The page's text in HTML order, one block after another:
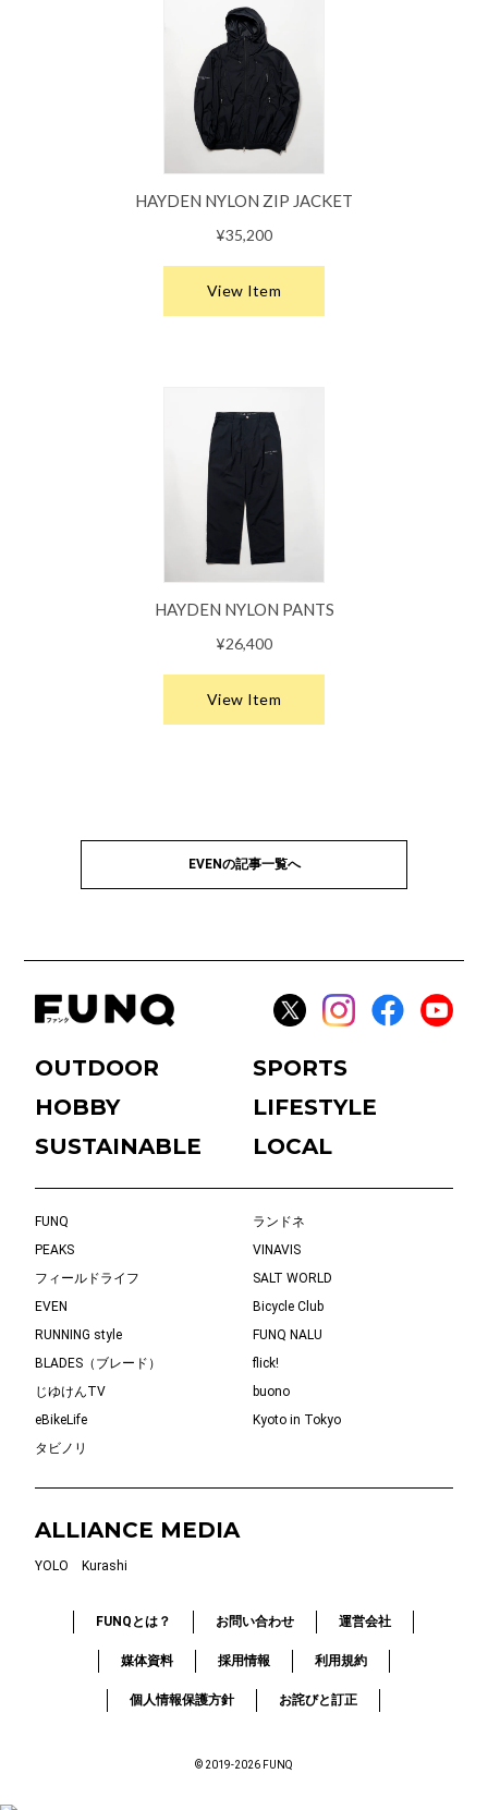
EVENの記事一覧へ
OUTDOOR
SPORTS
HOBBY
LIFESTYLE
SUSTAINABLE
LOCAL
FUNQ
ランドネ
PEAKS
VINAVIS
フィールドライフ
SALT WORLD
EVEN
Bicycle Club
RUNNING style
FUNQ NALU
BLADES（ブレード）
flick!
じゆけんTV
buono
eBikeLife
Kyoto in Tokyo
タビノリ
ALLIANCE MEDIA
YOLO Kurashi
FUNQとは？ お問い合わせ 運営会社
媒体資料 採用情報 利用規約
個人情報保護方針 お詫びと訂正
© 2019-2026 FUNQ